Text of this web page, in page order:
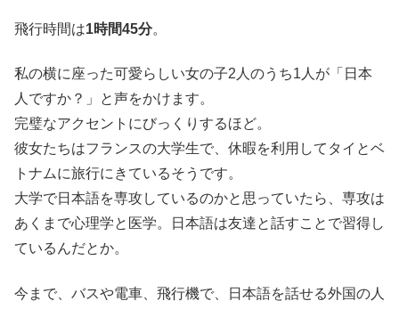
飛行時間は1時間45分。
私の横に座った可愛らしい女の子2人のうち1人が「日本
人ですか？」と声をかけます。
完璧なアクセントにびっくりするほど。
彼女たちはフランスの大学生で、休暇を利用してタイとベ
トナムに旅行にきているそうです。
大学で日本語を専攻しているのかと思っていたら、専攻は
あくまで心理学と医学。日本語は友達と話すことで習得し
ているんだとか。
今まで、バスや電車、飛行機で、日本語を話せる外国の人